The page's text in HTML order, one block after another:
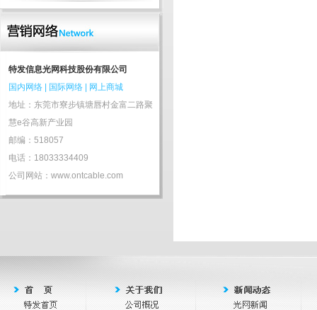
特发信息光网科技股份有限公司
国内网络
国际网络
网上商城
地址：东莞市寮步镇塘唇村金富二路聚
慧e谷高新产业园
邮编：518057
电话：18033334409
公司网站：www.ontcable.com